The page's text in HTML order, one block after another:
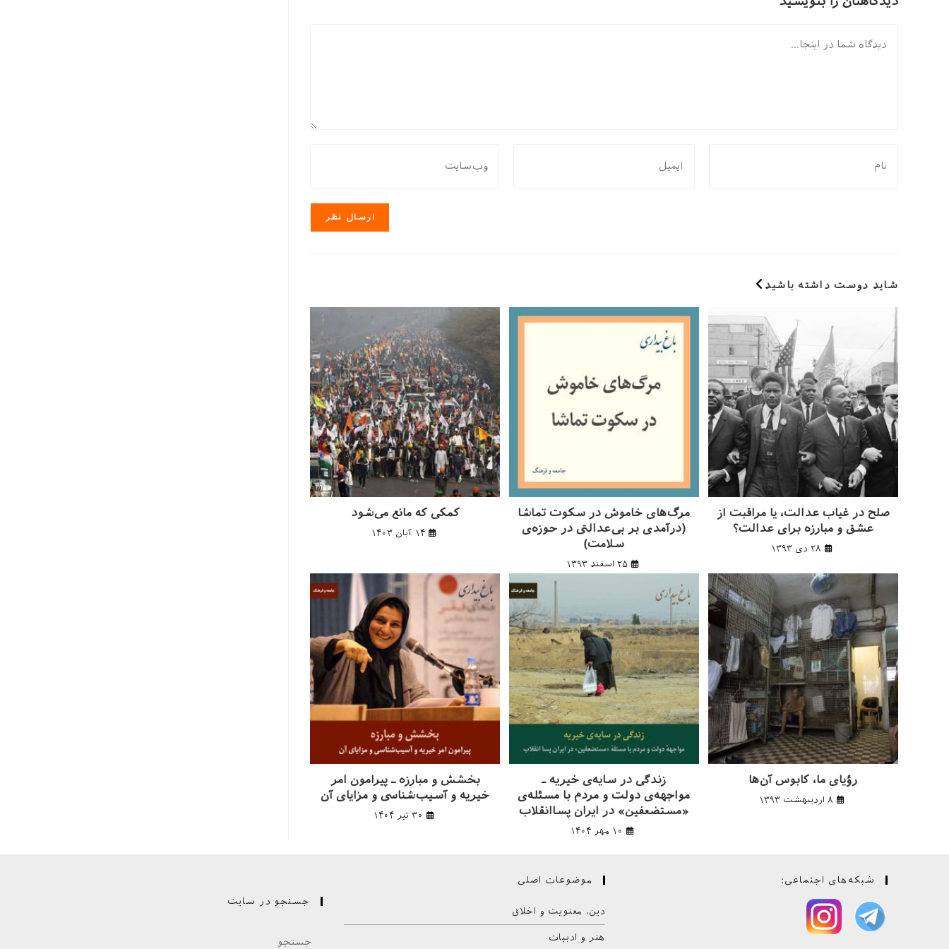
نظر
وارد
کنید
نظر
وب
شاید دوست داشته باشید
کمکی که مانع می‌شود
۱۴ آبان ۱۴۰۳
مرگ‌های خاموش در سکوت تماشا
(درآمدی بر بی‌عدالتی در حوزه‌ی
سلامت)
۲۵ اسفند ۱۳۹۳
صلح در غیاب عدالت، یا مراقبت از
عشق و مبارزه برای عدالت؟
۲۸ دی ۱۳۹۳
بخشش و مبارزه ـ پیرامون امر
خیریه و آسیب‌شناسی و مزایای آن
۳۰ تیر ۱۴۰۴
زندگی در سایه‌ی خیریه ـ‌
مواجهه‌ی دولت و مردم با مسئله‌‌ی
«مستضعفین» در ایران پساانقلاب
۱۰ مهر ۱۴۰۴
رؤیای ما، کابوس آن‌ها
۸ اردیبهشت ۱۳۹۳
شبکه‌های اجتماعی: موضوعات اصلی
دین، معنویت و اخلاق
هنر و ادبیات
جستجو در سایت